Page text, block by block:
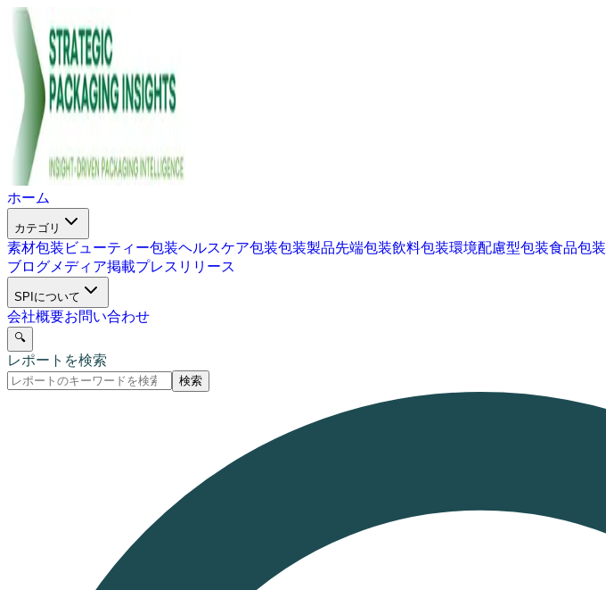
ホーム
カテゴリ
素材包装 ビューティー包装ヘルスケア包装包装製品先端包装飲料包装環境配慮型包装食品包装
ブログメディア掲載プレスリリース
SPIについて
会社概要お問い合わせ
🔍
レポートを検索
検索